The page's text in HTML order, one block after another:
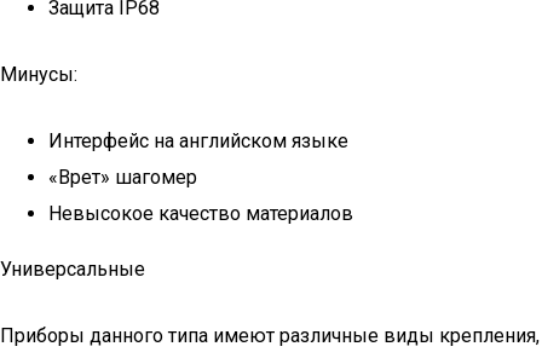
Защита IP68
Минусы:
Интерфейс на английском языке
«Врет» шагомер
Невысокое качество материалов
Универсальные
Приборы данного типа имеют различные виды крепления,